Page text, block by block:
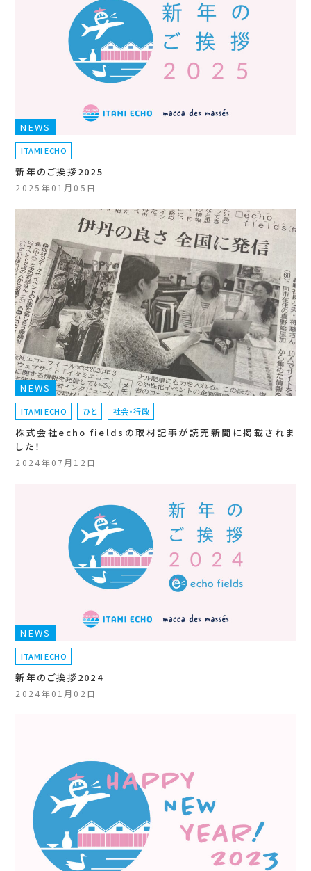
NEWS
ITAMI ECHO
新年のご挨拶2025
2025年01月05日
NEWS
ITAMI ECHO ひと 社会・行政
株式会社echo fieldsの取材記事が読売新聞に掲載されま
した！
2024年07月12日
NEWS
ITAMI ECHO
新年のご挨拶2024
2024年01月02日